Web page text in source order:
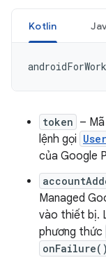
Kotlin
token –
lệnh gọi
của Google
Managed
vào thiết bị.
phương thức
onFailure()